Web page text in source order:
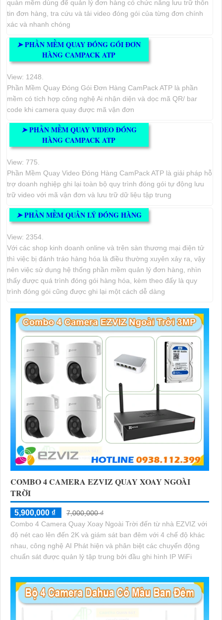
quàn mềm dùng để quản lý đơn hàng có chức năng lưu trữ thôn
tin đơn hàng, tra cứu và tải video đóng gói của từng đơn chính
xác và nhanh chóng
➤PHẦN MỀM QUAY ĐÓNG GÓI ĐƠN
HÀNG CAMPACK ATP
View: 1248.
Phần Mềm Quay Đóng Gói Đơn Hàng CamPack ATP là phần
mềm có tích hợp công nghệ Ai nhận diện và dọc mã QR/ bar
code khi camera quay được mã vận đơn
➤PHẦN MỀM QUAY VIDEO ĐÓNG
HÀNG CAMPACK ATP
View: 775.
Phần Mềm Quay Video Đóng Hàng CamPack ATP là giải pháp hỗ
trợ doanh nghiệp ghi lại toàn bộ quy trình đóng gói tự động lưu
trữ video với mã vận đơn và lưu trữ dữ liệu tập trung
➤PHẦN MỀM QUẢN LÝ ĐÓNG HÀNG
View: 2354.
Với các shop kinh doanh online và trên sàn thương mại điện tử
thì việc bị đánh tráo hàng hóa là điều thường xuyên xảy ra, vậy
nên việc sử dụng hệ thống phần mềm quản lý đơn hàng, nhìn
thấy được quá trình đóng gói hàng hóa, kèm theo đấy là quy
trình đóng gói cũng được ghi lại một cách dễ dàng
COMBO 4 CAMERA EZVIZ QUAY XOAY NGOÀI
TRỜI
5,900,000 ₫
7,000,000 ₫
Combo 4 Camera Quay Xoay Ngoài Trời đến từ nhà EZVIZ với
độ nét cao lên đến 2K và giám sát ban đêm với 4 chế độ khác
nhau, công nghệ AI Phát hiện và phân biệt các chuyển động
chuẩn sát được quản lý tập trung bởi đầu ghi hình IP WiFi